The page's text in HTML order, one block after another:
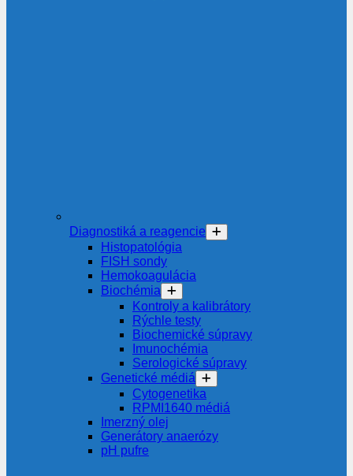
Diagnostiká a reagencie
Histopatológia
FISH sondy
Hemokoagulácia
Biochémia
Kontroly a kalibrátory
Rýchle testy
Biochemické súpravy
Imunochémia
Serologické súpravy
Genetické médiá
Cytogenetika
RPMI1640 médiá
Imerzný olej
Generátory anaerózy
pH pufre